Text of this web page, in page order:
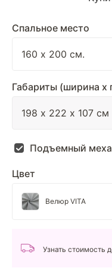
Спальное место
Габариты (ширина х
Подъемный
Цвет
Велюр VITA
Узнать стоимость